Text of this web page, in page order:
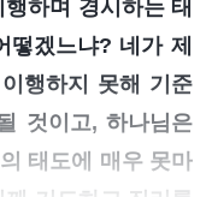
하며 경시하는 태
떻겠느냐? 네가 제
행하지 못해 기준
것이고, 하나님은
태도에 매우 못마